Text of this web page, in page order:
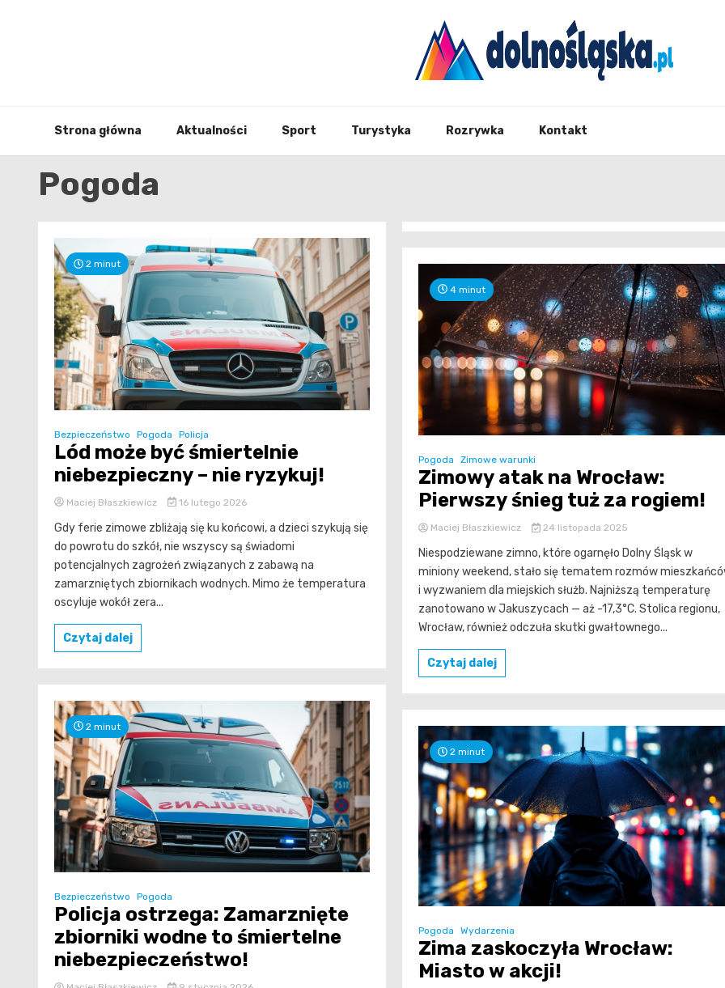
Strona główna Aktualności Sport Turystyka Rozrywka Kontakt
Pogoda
2 minut
Bezpieczeństwo Pogoda Policja
Lód może być śmiertelnie
niebezpieczny – nie ryzykuj!
Maciej Błaszkiewicz 16 lutego 2026
Gdy ferie zimowe zbliżają się ku końcowi, a dzieci szykują się
do powrotu do szkół, nie wszyscy są świadomi
potencjalnych zagrożeń związanych z zabawą na
zamarzniętych zbiornikach wodnych. Mimo że temperatura
oscyluje wokół zera...
Czytaj dalej
2 minut
Bezpieczeństwo Pogoda
Policja ostrzega: Zamarznięte
zbiorniki wodne to śmiertelne
niebezpieczeństwo!
4 minut
Pogoda Zimowe warunki
Zimowy atak na Wrocław:
Pierwszy śnieg tuż za rogiem!
Maciej Błaszkiewicz 24 listopada 2025
Niespodziewane zimno, które ogarnęło Dolny Śląsk w
miniony weekend, stało się tematem rozmów
i wyzwaniem dla miejskich służb. Najniższą temperaturę
zanotowano w Jakuszycach — aż -17,3°C. Stolica regionu,
Wrocław, również odczuła skutki gwałtownego...
Czytaj dalej
2 minut
Pogoda Wydarzenia
Zima zaskoczyła Wrocław:
Miasto w akcji!